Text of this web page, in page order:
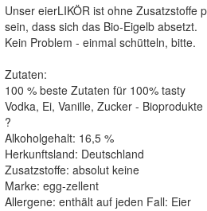
Unser eierLIKÖR ist ohne Zusatzstoffe
sein, dass sich das Bio-Eigelb absetzt.
Kein Problem - einmal schütteln, bitte.
Zutaten:
100 % beste Zutaten für 100% tasty
Vodka, Ei, Vanille, Zucker - Bioprodukte
?
Alkoholgehalt: 16,5 %
Herkunftsland: Deutschland
Zusatzstoffe: absolut keine
Marke: egg-zellent
Allergene: enthält auf jeden Fall: Eier